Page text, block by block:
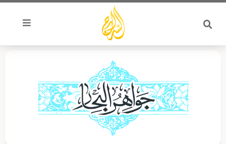
تخطي
المحتوى